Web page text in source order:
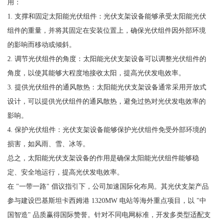
用：
1. 支撑和固定太阳能光伏组件：光伏支架设备能够承受太阳能光伏
组件的重量，并将其固定在安装位置上，确保光伏组件因外部环境
的影响而移动或倾斜。
2. 调节光伏组件的角度：太阳能光伏支架设备可以调整光伏组件的
角度，以使其能够大程度地接收太阳，提高光伏发电效率。
3. 提供光伏组件的通风散热：太阳能光伏支架设备通常采用开放式
设计，可以提供光伏组件的通风散热，避免过热对光伏发电效率的
影响。
4. 保护光伏组件：光伏支架设备能够保护光伏组件免受外部环境的
损害，如风雨、雪、冰等。
总之，太阳能光伏支架设备的作用是确保太阳能光伏组件能够稳
定、安全地运行，提高光伏发电效率。
在 "一带一路" 倡议指引下，公司加速国际化布局。其光伏支架产品
参与建设巴基斯坦卡西姆港 1320MW 电站等海外重点项目，以 "中
国智造" 品质赢得国际赞誉。针对不同电网标准，开发多类型适配支